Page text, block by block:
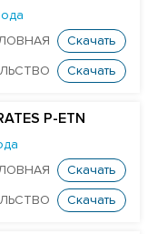
Скачать
Скачать
P-ETN
Скачать
Скачать